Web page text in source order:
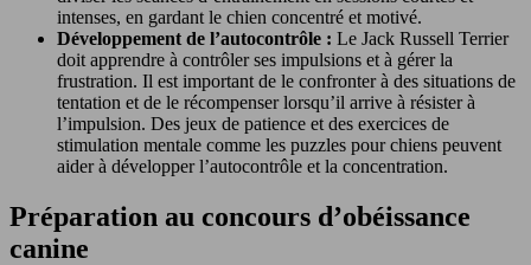
intenses, en gardant le chien concentré et motivé.
Développement de l’autocontrôle : Le Jack Russell Terrier
doit apprendre à contrôler ses impulsions et à gérer la
frustration. Il est important de le confronter à des situations de
tentation et de le récompenser lorsqu’il arrive à résister à
l’impulsion. Des jeux de patience et des exercices de
stimulation mentale comme les puzzles pour chiens peuvent
aider à développer l’autocontrôle et la concentration.
Préparation au concours d’obéissance
canine